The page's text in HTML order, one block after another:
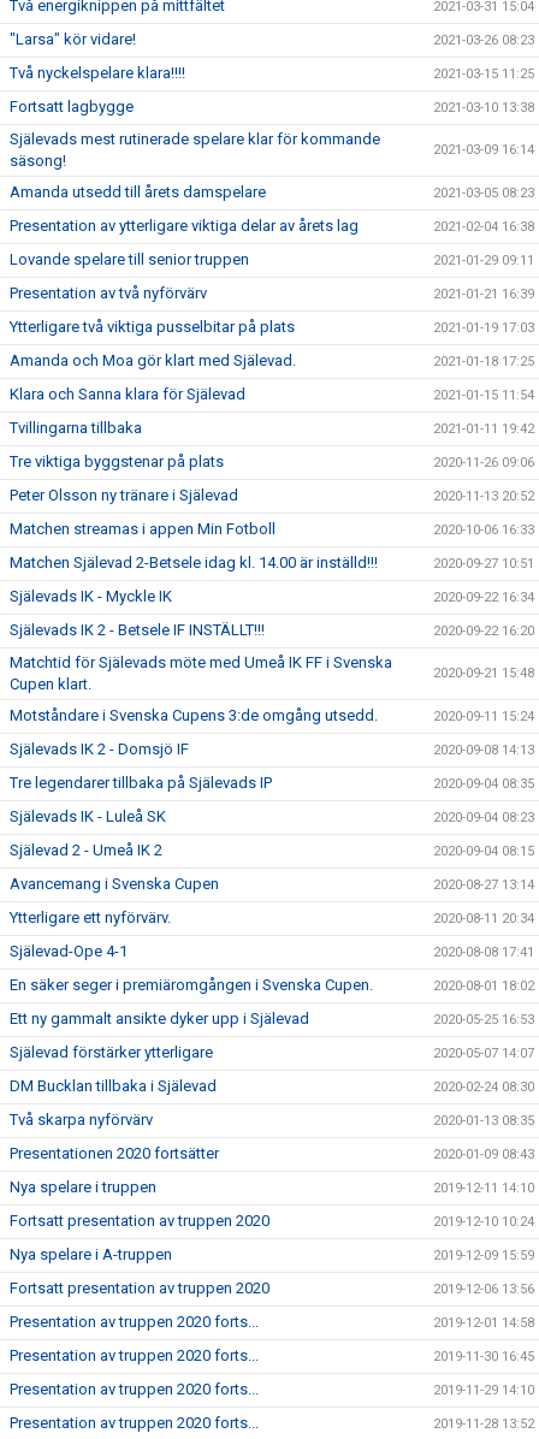
Två energiknippen på mittfältet 2021-03-31 15:04
"Larsa" kör vidare! 2021-03-26 08:23
Två nyckelspelare klara!!!! 2021-03-15 11:25
Fortsatt lagbygge 2021-03-10 13:38
Själevads mest rutinerade spelare klar för kommande
säsong!
2021-03-09 16:14
Amanda utsedd till årets damspelare 2021-03-05 08:23
Presentation av ytterligare viktiga delar av årets lag 2021-02-04 16:38
Lovande spelare till senior truppen 2021-01-29 09:11
Presentation av två nyförvärv 2021-01-21 16:39
Ytterligare två viktiga pusselbitar på plats 2021-01-19 17:03
Amanda och Moa gör klart med Själevad. 2021-01-18 17:25
Klara och Sanna klara för Själevad 2021-01-15 11:54
Tvillingarna tillbaka 2021-01-11 19:42
Tre viktiga byggstenar på plats 2020-11-26 09:06
Peter Olsson ny tränare i Själevad 2020-11-13 20:52
Matchen streamas i appen Min Fotboll 2020-10-06 16:33
Matchen Själevad 2-Betsele idag kl. 14.00 är inställd!!! 2020-09-27 10:51
Själevads IK - Myckle IK 2020-09-22 16:34
Själevads IK 2 - Betsele IF INSTÄLLT!!! 2020-09-22 16:20
Matchtid för Själevads möte med Umeå IK FF i Svenska
Cupen klart.
2020-09-21 15:48
Motståndare i Svenska Cupens 3:de omgång utsedd. 2020-09-11 15:24
Själevads IK 2 - Domsjö IF 2020-09-08 14:13
Tre legendarer tillbaka på Själevads IP 2020-09-04 08:35
Själevads IK - Luleå SK 2020-09-04 08:23
Själevad 2 - Umeå IK 2 2020-09-04 08:15
Avancemang i Svenska Cupen 2020-08-27 13:14
Ytterligare ett nyförvärv. 2020-08-11 20:34
Själevad-Ope 4-1 2020-08-08 17:41
En säker seger i premiäromgången i Svenska Cupen. 2020-08-01 18:02
Ett ny gammalt ansikte dyker upp i Själevad 2020-05-25 16:53
Själevad förstärker ytterligare 2020-05-07 14:07
DM Bucklan tillbaka i Själevad 2020-02-24 08:30
Två skarpa nyförvärv 2020-01-13 08:35
Presentationen 2020 fortsätter 2020-01-09 08:43
Nya spelare i truppen 2019-12-11 14:10
Fortsatt presentation av truppen 2020 2019-12-10 10:24
Nya spelare i A-truppen 2019-12-09 15:59
Fortsatt presentation av truppen 2020 2019-12-06 13:56
Presentation av truppen 2020 forts... 2019-12-01 14:58
Presentation av truppen 2020 forts... 2019-11-30 16:45
Presentation av truppen 2020 forts... 2019-11-29 14:10
Presentation av truppen 2020 forts... 2019-11-28 13:52